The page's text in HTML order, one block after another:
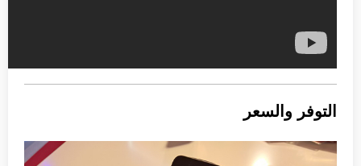
التوفر والسعر